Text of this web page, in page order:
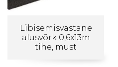
Libisemisvastane
alusvõrk 0,6x13m
tihe, must